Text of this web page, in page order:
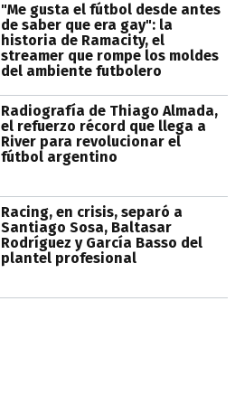
"Me gusta el fútbol desde antes
de saber que era gay": la
historia de Ramacity, el
streamer que rompe los moldes
del ambiente futbolero
Radiografía de Thiago Almada,
el refuerzo récord que llega a
River para revolucionar el
fútbol argentino
Racing, en crisis, separó a
Santiago Sosa, Baltasar
Rodríguez y García Basso del
plantel profesional